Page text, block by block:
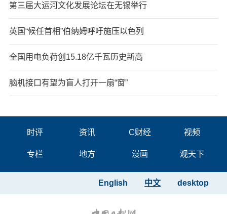
第三届大运河文化发展论坛在无锡举行
英国“候任首相”伯纳姆呼吁施压以色列
全国用电负荷创15.18亿千瓦历史新高
脑机接口有望为盲人打开一扇“窗”
时评 资讯 C财经 视频
专栏 地方 漫画 观天下
desktop
中文
English